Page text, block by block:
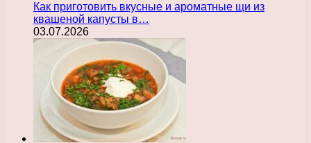
Как приготовить вкусные и ароматные щи из
квашеной капусты в…
03.07.2026